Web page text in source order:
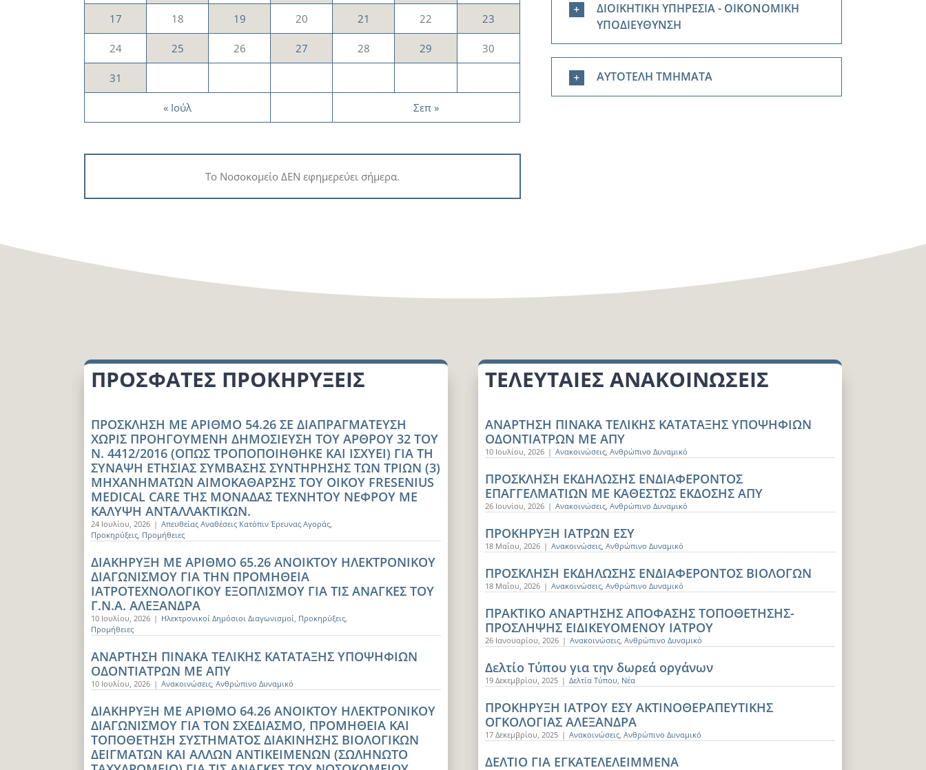
17 18 19 20 21 22 23
24 25 26 27 28 29 30
31
« Ιούλ Σεπ »
Το Νοσοκομείο ΔΕΝ εφημερεύει σήμερα.
ΔΙΟΙΚΗΤΙΚΗ ΥΠΗΡΕΣΙΑ - ΟΙΚΟΝΟΜΙΚΗ
ΥΠΟΔΙΕΥΘΥΝΣΗ
ΑΥΤΟΤΕΛΗ ΤΜΗΜΑΤΑ
ΠΡΟΣΦΑΤΕΣ ΠΡΟΚΗΡΥΞΕΙΣ
ΠΡΟΣΚΛΗΣΗ ΜΕ ΑΡΙΘΜΟ 54.26 ΣΕ ΔΙΑΠΡΑΓΜΑΤΕΥΣΗ
ΧΩΡΙΣ ΠΡΟΗΓΟΥΜΕΝΗ ΔΗΜΟΣΙΕΥΣΗ ΤΟΥ ΑΡΘΡΟΥ 32 ΤΟΥ
Ν. 4412/2016 (ΟΠΩΣ ΤΡΟΠΟΠΟΙΗΘΗΚΕ ΚΑΙ ΙΣΧΥΕΙ) ΓΙΑ ΤΗ
ΣΥΝΑΨΗ ΕΤΗΣΙΑΣ ΣΥΜΒΑΣΗΣ ΣΥΝΤΗΡΗΣΗΣ ΤΩΝ ΤΡΙΩΝ (3)
ΜΗΧΑΝΗΜΑΤΩΝ ΑΙΜΟΚΑΘΑΡΣΗΣ ΤΟΥ ΟΙΚΟΥ FRESENIUS
MEDICAL CARE ΤΗΣ ΜΟΝΑΔΑΣ ΤΕΧΝΗΤΟΥ ΝΕΦΡΟΥ ΜΕ
ΚΑΛΥΨΗ ΑΝΤΑΛΛΑΚΤΙΚΩΝ.
24 Ιουλίου, 2026 | Απευθείας Αναθέσεις Κατόπιν Έρευνας Αγοράς,
Προκηρύξεις, Προμήθειες
ΔΙΑΚΗΡΥΞΗ ΜΕ ΑΡΙΘΜΟ 65.26 ΑΝΟΙΚΤΟΥ ΗΛΕΚΤΡΟΝΙΚΟΥ
ΔΙΑΓΩΝΙΣΜΟΥ ΓΙΑ ΤΗΝ ΠΡΟΜΗΘΕΙΑ
ΙΑΤΡΟΤΕΧΝΟΛΟΓΙΚΟΥ ΕΞΟΠΛΙΣΜΟΥ ΓΙΑ ΤΙΣ ΑΝΑΓΚΕΣ ΤΟΥ
Γ.Ν.Α. ΑΛΕΞΑΝΔΡΑ
10 Ιουλίου, 2026 | Ηλεκτρονικοί Δημόσιοι Διαγωνισμοί, Προκηρύξεις,
Προμήθειες
ΑΝΑΡΤΗΣΗ ΠΙΝΑΚΑ ΤΕΛΙΚΗΣ ΚΑΤΑΤΑΞΗΣ ΥΠΟΨΗΦΙΩΝ
ΟΔΟΝΤΙΑΤΡΩΝ ΜΕ ΑΠΥ
10 Ιουλίου, 2026 | Ανακοινώσεις, Ανθρώπινο Δυναμικό
ΔΙΑΚΗΡΥΞΗ ΜΕ ΑΡΙΘΜΟ 64.26 ΑΝΟΙΚΤΟΥ ΗΛΕΚΤΡΟΝΙΚΟΥ
ΔΙΑΓΩΝΙΣΜΟΥ ΓΙΑ ΤΟΝ ΣΧΕΔΙΑΣΜΟ, ΠΡΟΜΗΘΕΙΑ ΚΑΙ
ΤΟΠΟΘΕΤΗΣΗ ΣΥΣΤΗΜΑΤΟΣ ΔΙΑΚΙΝΗΣΗΣ ΒΙΟΛΟΓΙΚΩΝ
ΔΕΙΓΜΑΤΩΝ ΚΑΙ ΑΛΛΩΝ ΑΝΤΙΚΕΙΜΕΝΩΝ (ΣΩΛΗΝΩΤΟ
ΤΕΛΕΥΤΑΙΕΣ ΑΝΑΚΟΙΝΩΣΕΙΣ
ΑΝΑΡΤΗΣΗ ΠΙΝΑΚΑ ΤΕΛΙΚΗΣ ΚΑΤΑΤΑΞΗΣ ΥΠΟΨΗΦΙΩΝ
ΟΔΟΝΤΙΑΤΡΩΝ ΜΕ ΑΠΥ
10 Ιουλίου, 2026 | Ανακοινώσεις, Ανθρώπινο Δυναμικό
ΠΡΟΣΚΛΗΣΗ ΕΚΔΗΛΩΣΗΣ ΕΝΔΙΑΦΕΡΟΝΤΟΣ
ΕΠΑΓΓΕΛΜΑΤΙΩΝ ΜΕ ΚΑΘΕΣΤΩΣ ΕΚΔΟΣΗΣ ΑΠΥ
26 Ιουνίου, 2026 | Ανακοινώσεις, Ανθρώπινο Δυναμικό
ΠΡΟΚΗΡΥΞΗ ΙΑΤΡΩΝ ΕΣΥ
18 Μαΐου, 2026 | Ανακοινώσεις, Ανθρώπινο Δυναμικό
ΠΡΟΣΚΛΗΣΗ ΕΚΔΗΛΩΣΗΣ ΕΝΔΙΑΦΕΡΟΝΤΟΣ ΒΙΟΛΟΓΩΝ
18 Μαΐου, 2026 | Ανακοινώσεις, Ανθρώπινο Δυναμικό
ΠΡΑΚΤΙΚΟ ΑΝΑΡΤΗΣΗΣ ΑΠΟΦΑΣΗΣ ΤΟΠΟΘΕΤΗΣΗΣ-
ΠΡΟΣΛΗΨΗΣ ΕΙΔΙΚΕΥΟΜΕΝΟΥ ΙΑΤΡΟΥ
26 Ιανουαρίου, 2026 | Ανακοινώσεις, Ανθρώπινο Δυναμικό
Δελτίο Τύπου για την δωρεά οργάνων
19 Δεκεμβρίου, 2025 | Δελτία Τύπου, Νέα
ΠΡΟΚΗΡΥΞΗ ΙΑΤΡΟΥ ΕΣΥ ΑΚΤΙΝΟΘΕΡΑΠΕΥΤΙΚΗΣ
ΟΓΚΟΛΟΓΙΑΣ ΑΛΕΞΑΝΔΡΑ
17 Δεκεμβρίου, 2025 | Ανακοινώσεις, Ανθρώπινο Δυναμικό
ΔΕΛΤΙΟ ΓΙΑ ΕΓΚΑΤΕΛΕΛΕΙΜΜΕΝΑ